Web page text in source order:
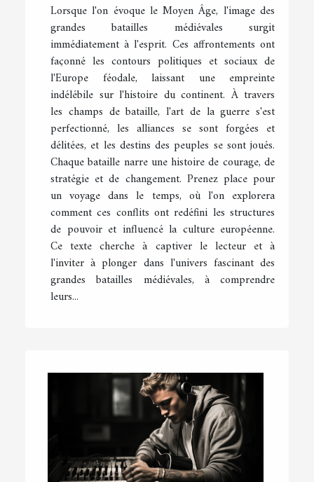
Lorsque l'on évoque le Moyen Âge, l'image des
grandes batailles médiévales surgit
immédiatement à l'esprit. Ces affrontements ont
façonné les contours politiques et sociaux de
l'Europe féodale, laissant une empreinte
indélébile sur l'histoire du continent. À travers
les champs de bataille, l'art de la guerre s'est
perfectionné, les alliances se sont forgées et
délitées, et les destins des peuples se sont joués.
Chaque bataille narre une histoire de courage, de
stratégie et de changement. Prenez place pour
un voyage dans le temps, où l'on explorera
comment ces conflits ont redéfini les structures
de pouvoir et influencé la culture européenne.
Ce texte cherche à captiver le lecteur et à
l'inviter à plonger dans l'univers fascinant des
grandes batailles médiévales, à comprendre
leurs...